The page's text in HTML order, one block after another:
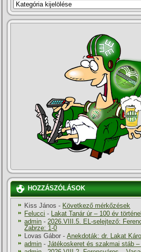
KATEGÓRIÁK
HOZZÁSZÓLÁSOK
Kiss János - Következő mérkőzések
Felucci - Lakat Tanár úr – 100 év
admin -2026.VIII.5. EL-selejtező:
Zabrze: 1-0
Lovas Gábor -Anekdoták: dr. Lakat
admin -Játékoskeret és szakmai stáb –